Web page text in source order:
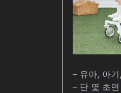
– 유아, 아
– 단 몇 초